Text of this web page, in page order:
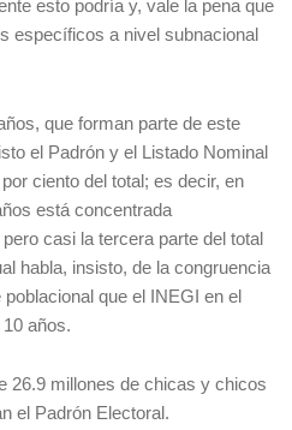
esto podría y, vale la pena que
específicos a nivel subnacional
que forman parte de este
el Padrón y el Listado Nominal
ciento del total; es decir, en
está concentrada
casi la tercera parte del total
habla, insisto, de la congruencia
que el INEGI en el
años.
26.9 millones de chicas y chicos
el Padrón Electoral.